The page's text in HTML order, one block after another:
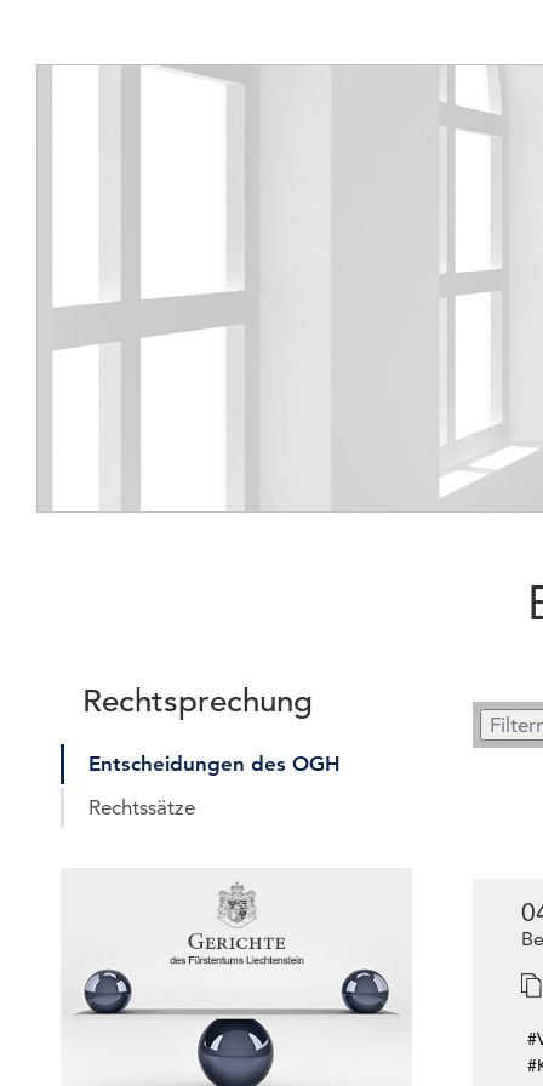
Rechtsprechung
Entscheidungen des OGH
Rechtssätze